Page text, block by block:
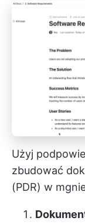
Użyj
zbudować
(PDR) w